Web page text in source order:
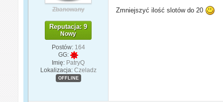
Zbanowany
Reputacja: 9
Nowy
Postów: 164
GG:
Imię: PatryQ
Lokalizacja: Czeladz
OFFLINE
Zmniejszyć ilość slotów do 20